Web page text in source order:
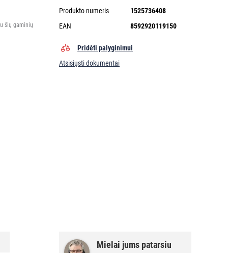
šių gaminių
Produkto numeris
1525736408
EAN
8592920119150
Pridėti palyginimui
Atsisiųsti dokumentai
Mielai jums patarsiu